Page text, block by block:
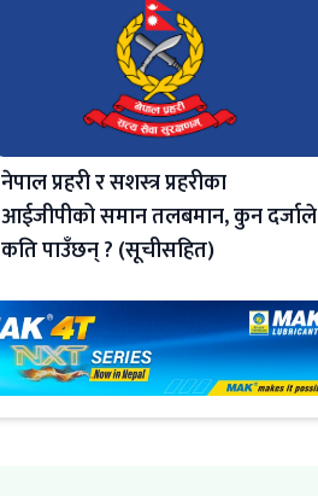
नेपाल प्रहरी र सशस्त्र प्रहरीका
आईजीपीको समान तलबमान, कुन दर्जाले
कति पाउँछन् ? (सूचीसहित)